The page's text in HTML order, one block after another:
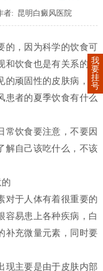
者: 昆明白癜风医院
，因为科学的饮食可
和饮食也是有关系的，
的顽固性的皮肤病，发
患者的夏季饮食有什么
饮食要注意，不要因
解自己该吃什么，不该
于人体有着很重要的
容易患上各种疾病，白
补充微量元素，同时要
主要是由于皮肤内部
我
要
挂
号